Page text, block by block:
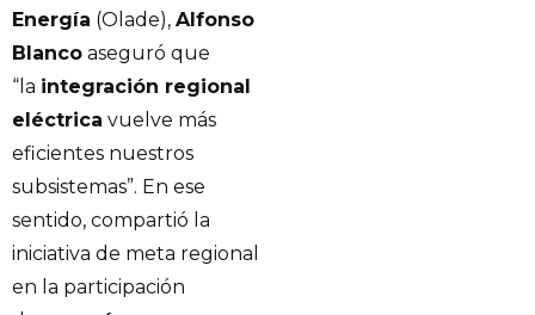
Energía (Olade), Alfonso
Blanco aseguró que
“la integración regional
eléctrica vuelve más
eficientes nuestros
subsistemas”. En ese
sentido, compartió la
iniciativa de meta regional
en la participación